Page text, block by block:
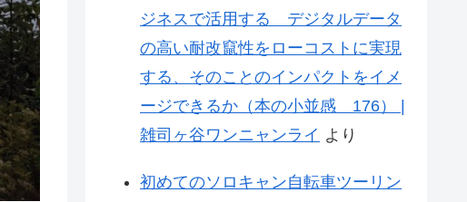
ジネスで活用する デジタルデータ
の高い耐改竄性をローコストに実現
する、そのことのインパクトをイメ
ージできるか（本の小並感 176） |
雑司ヶ谷ワンニャンライ より
初めてのソロキャン自転車ツーリン